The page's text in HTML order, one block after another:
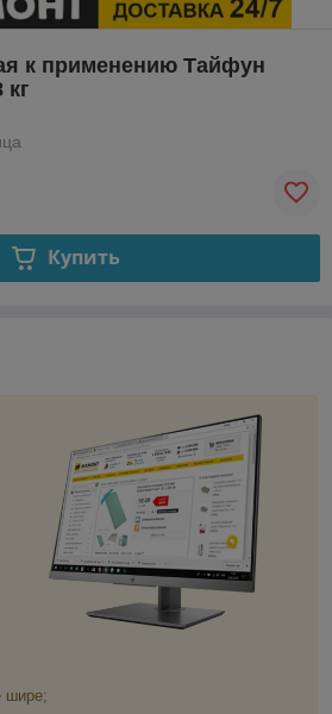
к применению Тайфун
Купить
шире;